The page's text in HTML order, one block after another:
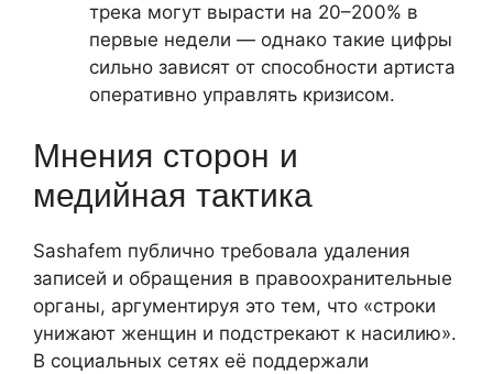
трека могут вырасти на 20–200% в
первые недели — однако такие цифры
сильно зависят от способности артиста
оперативно управлять кризисом.
Мнения сторон и
медийная тактика
Sashafem публично требовала удаления
записей и обращения в правоохранительные
органы, аргументируя это тем, что «строки
унижают женщин и подстрекают к насилию».
В социальных сетях её поддержали